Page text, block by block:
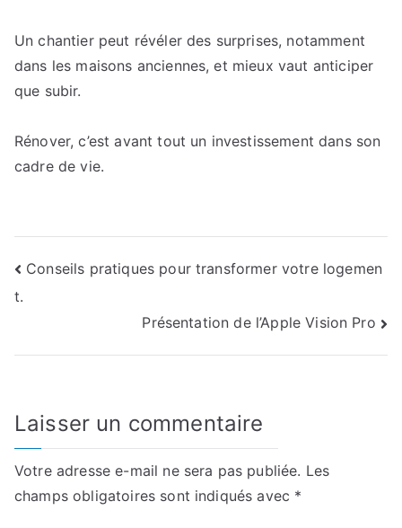
Un chantier peut révéler des surprises, notamment
dans les maisons anciennes, et mieux vaut anticiper
que subir.
Rénover, c’est avant tout un investissement dans son
cadre de vie.
Navigation
de
l’article
Conseils pratiques pour transformer votre logemen
t.
Présentation de l’Apple Vision Pro
Laisser un commentaire
Votre adresse e-mail ne sera pas publiée. Les
champs obligatoires sont indiqués avec *